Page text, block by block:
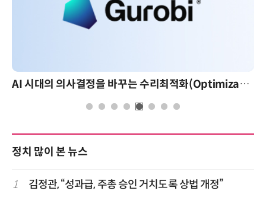
AI 시대의 의사결정을 바꾸는 수리최적화(Optimization): 실제 산업 적용 사례와 활용 전략 AI 핀옵스 실전 세미나
정치 많이 본 뉴스
1 김정관, “성과급, 주총 승인 거치도록 상법 개정”